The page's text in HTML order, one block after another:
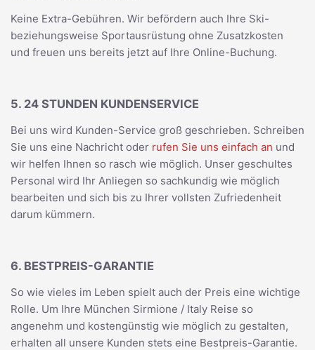
Keine Extra-Gebühren. Wir befördern auch Ihre Ski-
beziehungsweise Sportausrüstung ohne Zusatzkosten
und freuen uns bereits jetzt auf Ihre Online-Buchung.
5. 24 STUNDEN KUNDENSERVICE
Bei uns wird Kunden-Service groß geschrieben. Schreiben
Sie uns eine Nachricht oder rufen Sie uns einfach an und
wir helfen Ihnen so rasch wie möglich. Unser geschultes
Personal wird Ihr Anliegen so sachkundig wie möglich
bearbeiten und sich bis zu Ihrer vollsten Zufriedenheit
darum kümmern.
6. BESTPREIS-GARANTIE
So wie vieles im Leben spielt auch der Preis eine wichtige
Rolle. Um Ihre München Sirmione / Italy Reise so
angenehm und kostengünstig wie möglich zu gestalten,
erhalten all unsere Kunden stets eine Bestpreis-Garantie.